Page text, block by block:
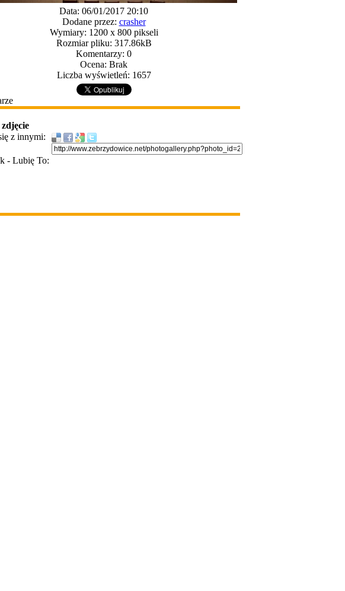
Data: 06/01/2017 20:10
Dodane przez: crasher
Wymiary: 1200 x 800 pikseli
Rozmiar pliku: 317.86kB
Komentarzy: 0
Ocena: Brak
Liczba wyświetleń: 1657
z innymi:
- Lubię To: